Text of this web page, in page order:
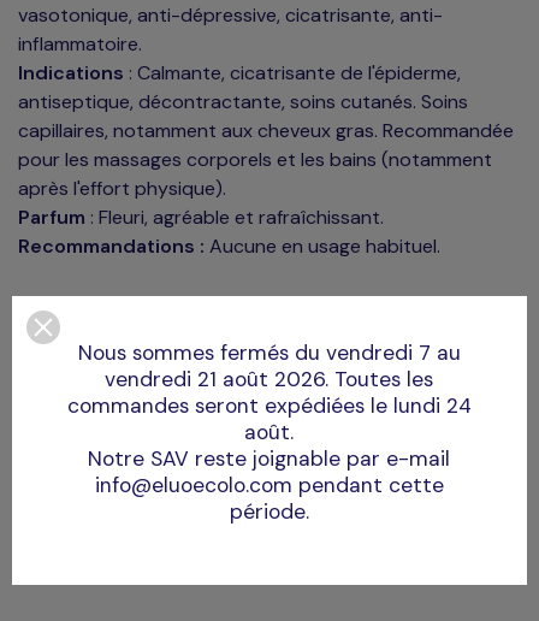
vasotonique, anti-dépressive, cicatrisante, anti-
inflammatoire.
Indications : Calmante, cicatrisante de l'épiderme,
antiseptique, décontractante, soins cutanés. Soins
capillaires, notamment aux cheveux gras. Recommandée
pour les massages corporels et les bains (notamment
après l'effort physique).
Parfum : Fleuri, agréable et rafraîchissant.
Recommandations : Aucune en usage habituel.
Format :
Ajouter au panier
Nous sommes fermés du vendredi 7 au
vendredi 21 août 2026. Toutes les
commandes seront expédiées le lundi 24
août.
Notre SAV reste joignable par e-mail
info@eluoecolo.com pendant cette
période.